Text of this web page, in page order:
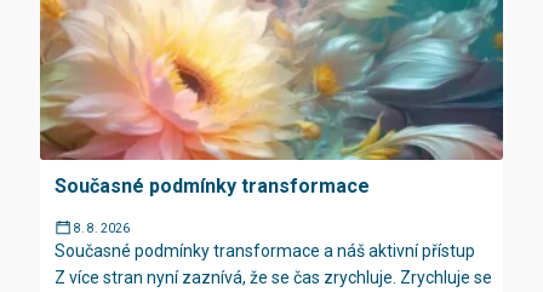
Současné podmínky transformace
8. 8. 2026
Současné podmínky transformace a náš aktivní přístup
Z více stran nyní zaznívá, že se čas zrychluje. Zrychluje se